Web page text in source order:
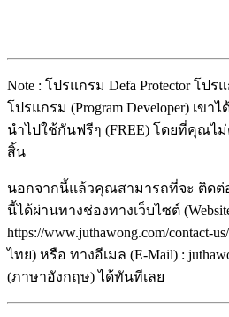
Note : โปรแกรม Defa Protector โป
โปรแกรม (Program Developer) เข
นำไปใช้กันฟรีๆ (FREE) โดยที่คุณไม่
สิ้น
นอกจากนี้แล้วคุณสามารถที่จะ ติด
นี้ได้ผ่านทางช่องทางเว็บไซต์
https://www.juthawong.com/
ไทย) หรือ ทางอีเมล (E-Mail) :
(ภาษาอังกฤษ) ได้ทันทีเลย